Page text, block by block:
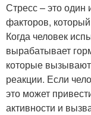
Стресс – это
факторов,
Когда человек
вырабатывает
которые
реакции. Если
это может
активности и